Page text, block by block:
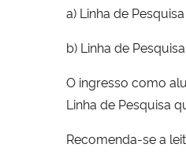
a) Linha de
b) Linha de
O ingresso como
Linha de Pesquisa
Recomenda-se a